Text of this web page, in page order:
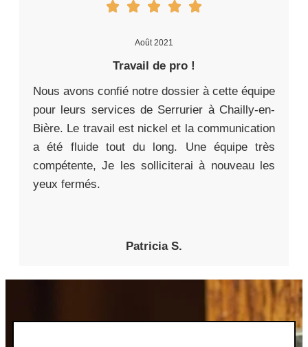
Août 2021
Travail de pro !
Nous avons confié notre dossier à cette équipe
pour leurs services de Serrurier à Chailly-en-
Bière. Le travail est nickel et la communication
a été fluide tout du long. Une équipe très
compétente, Je les solliciterai à nouveau les
yeux fermés.
Patricia S.